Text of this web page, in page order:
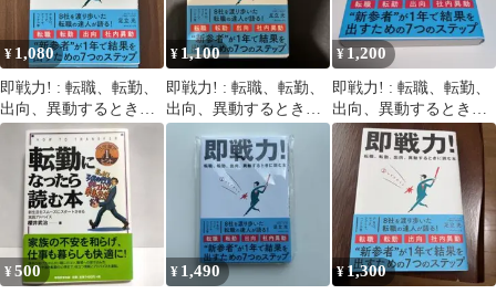
¥ 1,080
即戦力! : 転職、転勤、
出向、異動するときに
読む本
¥ 1,100
即戦力! : 転職、転勤、
出向、異動するときに
読む本
¥1,200
即戦力! : 転職、転勤、
出向、異動するときに
読む本
¥500 ¥ 1,490 ¥1,300